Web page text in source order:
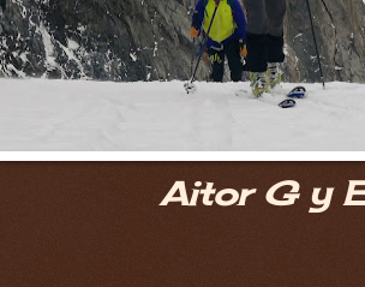
Aitor G y